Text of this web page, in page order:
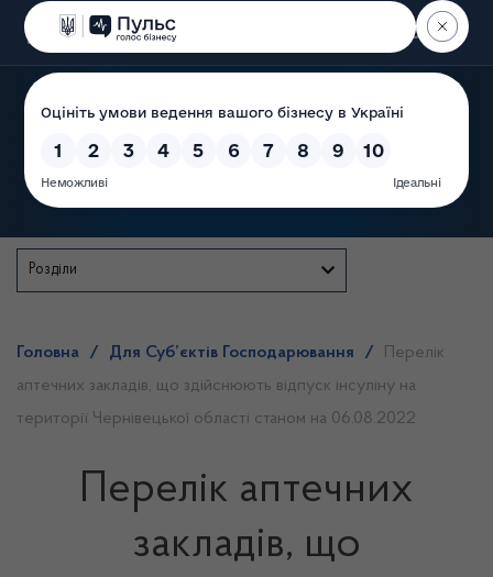
Пошук
Розділи
Головна / Для Суб’єктів Господарювання /
Перелік
аптечних закладів, що здійснюють відпуск інсуліну на
території Чернівецької області станом на 06.08.2022
Перелік аптечних
закладів, що